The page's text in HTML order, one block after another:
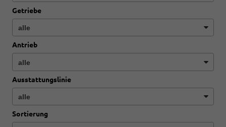
Getriebe
Antrieb
Ausstattungslinie
Sortierung